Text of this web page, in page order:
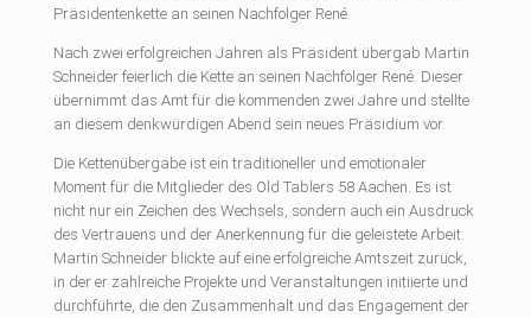
Präsidentenkette an seinen Nachfolger René
Nach zwei erfolgreichen Jahren als Präsident übergab Martin
Schneider feierlich die Kette an seinen Nachfolger René. Dieser
übernimmt das Amt für die kommenden zwei Jahre und stellte
an diesem denkwürdigen Abend sein neues Präsidium vor.
Die Kettenübergabe ist ein traditioneller und emotionaler
Moment für die Mitglieder des Old Tablers 58 Aachen. Es ist
nicht nur ein Zeichen des Wechsels, sondern auch ein Ausdruck
des Vertrauens und der Anerkennung für die geleistete Arbeit.
Martin Schneider blickte auf eine erfolgreiche Amtszeit zurück,
in der er zahlreiche Projekte und Veranstaltungen initiierte und
durchführte, die den Zusammenhalt und das Engagement der